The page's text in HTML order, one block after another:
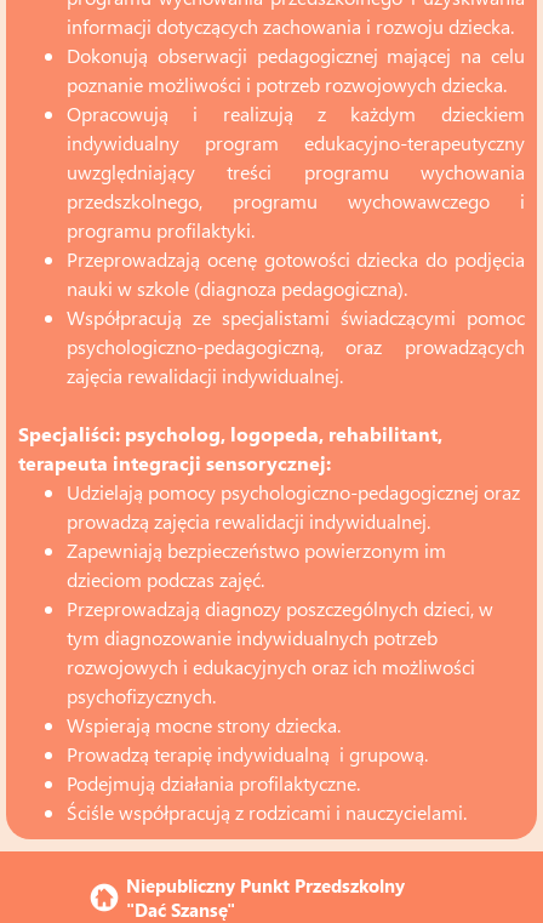
informacji dotyczących zachowania i rozwoju dziecka.
Dokonują obserwacji pedagogicznej mającej na celu
poznanie możliwości i potrzeb rozwojowych dziecka.
Opracowują i realizują z każdym dzieckiem
indywidualny program edukacyjno-terapeutyczny
uwzględniający treści programu wychowania
przedszkolnego, programu wychowawczego i
programu profilaktyki.
Przeprowadzają ocenę gotowości dziecka do podjęcia
nauki w szkole (diagnoza pedagogiczna).
Współpracują ze specjalistami świadczącymi pomoc
psychologiczno-pedagogiczną, oraz prowadzących
zajęcia rewalidacji indywidualnej.
Specjaliści: psycholog, logopeda, rehabilitant,
terapeuta integracji sensorycznej:
Udzielają pomocy psychologiczno-pedagogicznej oraz
prowadzą zajęcia rewalidacji indywidualnej.
Zapewniają bezpieczeństwo powierzonym im
dzieciom podczas zajęć.
Przeprowadzają diagnozy poszczególnych dzieci, w
tym diagnozowanie indywidualnych potrzeb
rozwojowych i edukacyjnych oraz ich możliwości
psychofizycznych.
Wspierają mocne strony dziecka.
Prowadzą terapię indywidualną i grupową.
Podejmują działania profilaktyczne.
Ściśle współpracują z rodzicami i nauczycielami.
Niepubliczny Punkt Przedszkolny
"Dać Szansę"